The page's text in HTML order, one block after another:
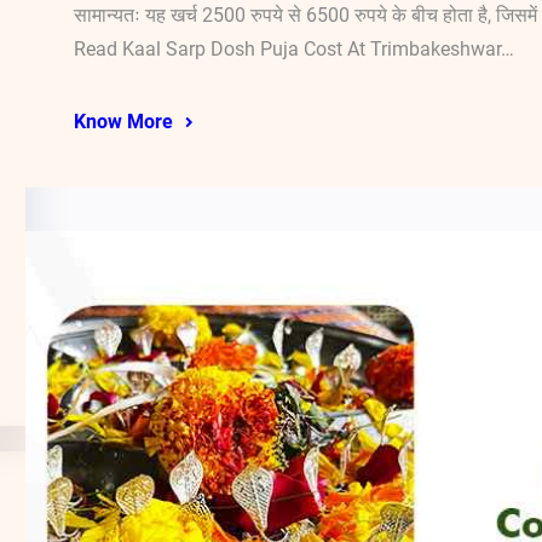
सामान्यतः यह खर्च 2500 रुपये से 6500 रुपये के बीच होता है, जिसमें
Read Kaal Sarp Dosh Puja Cost At Trimbakeshwar…
Know More